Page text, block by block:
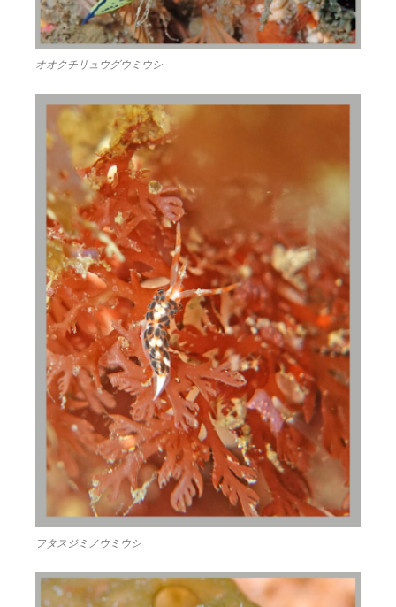
オオクチリュウグウミウシ
フタスジミノウミウシ